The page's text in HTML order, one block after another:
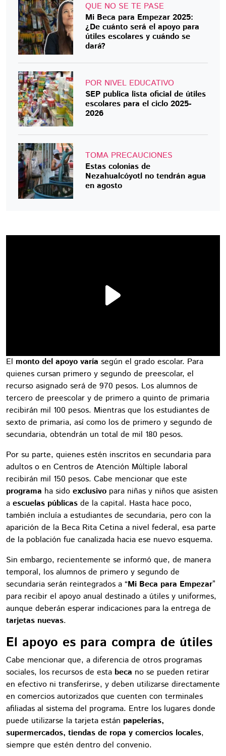
QUE NO SE TE PASE
Mi Beca para Empezar 2025:
¿De cuánto será el apoyo para
útiles escolares y cuándo se
dará?
POR NIVEL EDUCATIVO
SEP publica lista oficial de útiles
escolares para el ciclo 2025-
2026
TOMA PRECAUCIONES
Estas colonias de
Nezahualcóyotl no tendrán agua
en agosto
El monto del apoyo varía según el grado escolar. Para
quienes cursan primero y segundo de preescolar, el
recurso asignado será de 970 pesos. Los alumnos de
tercero de preescolar y de primero a quinto de primaria
recibirán mil 100 pesos. Mientras que los estudiantes de
sexto de primaria, así como los de primero y segundo de
secundaria, obtendrán un total de mil 180 pesos.
Por su parte, quienes estén inscritos en secundaria para
adultos o en Centros de Atención Múltiple laboral
recibirán mil 150 pesos. Cabe mencionar que este
programa ha sido exclusivo para niñas y niños que asisten
a escuelas públicas de la capital. Hasta hace poco,
también incluía a estudiantes de secundaria, pero con la
aparición de la Beca Rita Cetina a nivel federal, esa parte
de la población fue canalizada hacia ese nuevo esquema.
Sin embargo, recientemente se informó que, de manera
temporal, los alumnos de primero y segundo de
secundaria serán reintegrados a “Mi Beca para Empezar”
para recibir el apoyo anual destinado a útiles y uniformes,
aunque deberán esperar indicaciones para la entrega de
tarjetas nuevas.
El apoyo es para compra de útiles
Cabe mencionar que, a diferencia de otros programas
sociales, los recursos de esta beca no se pueden retirar
en efectivo ni transferirse, y deben utilizarse directamente
en comercios autorizados que cuenten con terminales
afiliadas al sistema del programa. Entre los lugares donde
puede utilizarse la tarjeta están papelerías,
supermercados, tiendas de ropa y comercios locales,
siempre que estén dentro del convenio.